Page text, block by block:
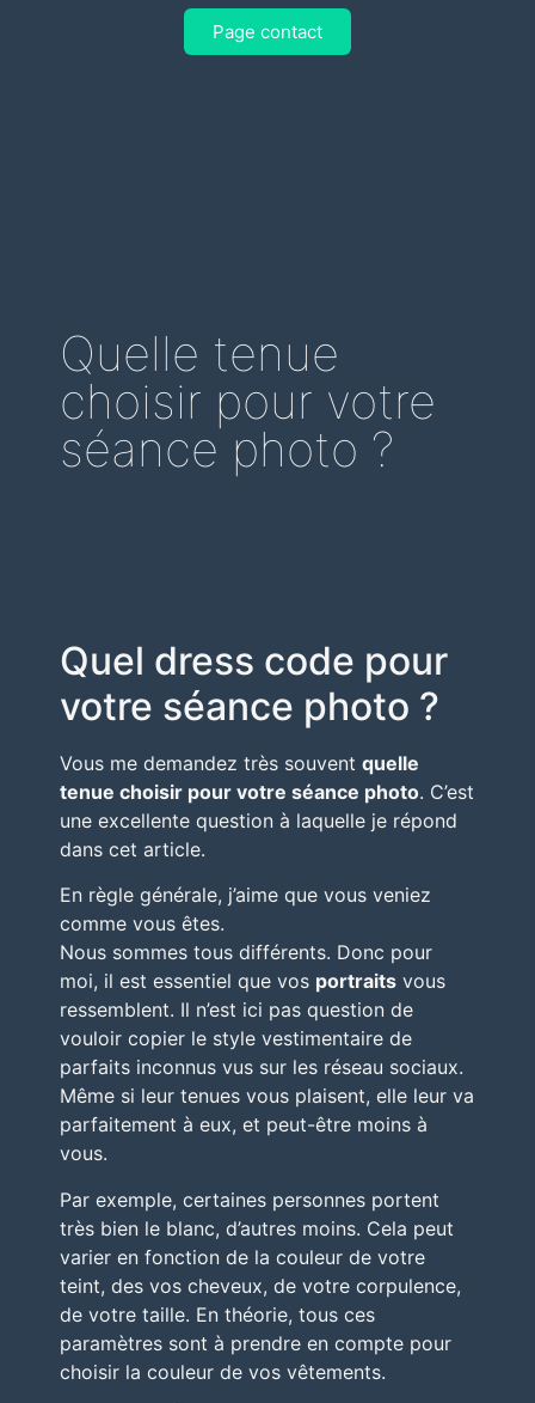
Page contact
Quelle tenue
choisir pour votre
séance photo ?
Quel dress code pour
votre séance photo ?
Vous me demandez très souvent quelle
tenue choisir pour votre séance photo. C’est
une excellente question à laquelle je répond
dans cet article.
En règle générale, j’aime que vous veniez
comme vous êtes.
Nous sommes tous différents. Donc pour
moi, il est essentiel que vos portraits vous
ressemblent. Il n’est ici pas question de
vouloir copier le style vestimentaire de
parfaits inconnus vus sur les réseau sociaux.
Même si leur tenues vous plaisent, elle leur va
parfaitement à eux, et peut-être moins à
vous.
Par exemple, certaines personnes portent
très bien le blanc, d’autres moins. Cela peut
varier en fonction de la couleur de votre
teint, des vos cheveux, de votre corpulence,
de votre taille. En théorie, tous ces
paramètres sont à prendre en compte pour
choisir la couleur de vos vêtements.